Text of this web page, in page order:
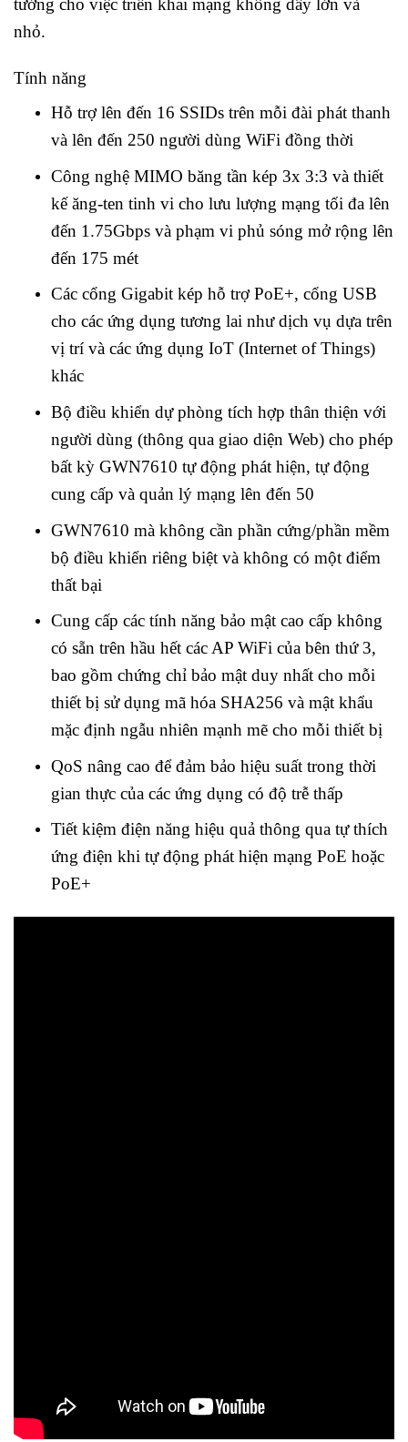
tưởng cho việc triển khai mạng không dây lớn và
nhỏ.
Tính năng
Hỗ trợ lên đến 16 SSIDs trên mỗi đài phát thanh
và lên đến 250 người dùng WiFi đồng thời
Công nghệ MIMO băng tần kép 3x 3:3 và thiết
kế ăng-ten tinh vi cho lưu lượng mạng tối đa lên
đến 1.75Gbps và phạm vi phủ sóng mở rộng lên
đến 175 mét
Các cổng Gigabit kép hỗ trợ PoE+, cổng USB
cho các ứng dụng tương lai như dịch vụ dựa trên
vị trí và các ứng dụng IoT (Internet of Things)
khác
Bộ điều khiển dự phòng tích hợp thân thiện với
người dùng (thông qua giao diện Web) cho phép
bất kỳ GWN7610 tự động phát hiện, tự động
cung cấp và quản lý mạng lên đến 50
GWN7610 mà không cần phần cứng/phần mềm
bộ điều khiển riêng biệt và không có một điểm
thất bại
Cung cấp các tính năng bảo mật cao cấp không
có sẵn trên hầu hết các AP WiFi của bên thứ 3,
bao gồm chứng chỉ bảo mật duy nhất cho mỗi
thiết bị sử dụng mã hóa SHA256 và mật khẩu
mặc định ngẫu nhiên mạnh mẽ cho mỗi thiết bị
QoS nâng cao để đảm bảo hiệu suất trong thời
gian thực của các ứng dụng có độ trễ thấp
Tiết kiệm điện năng hiệu quả thông qua tự thích
ứng điện khi tự động phát hiện mạng PoE hoặc
PoE+